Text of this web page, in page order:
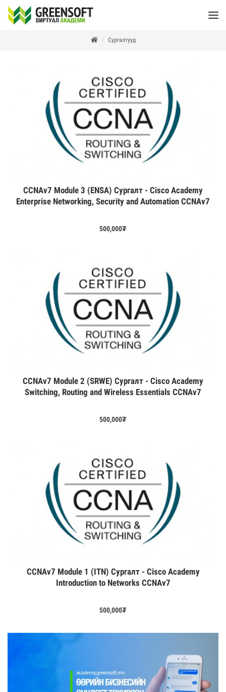
Сургалтууд
CCNAv7 Module 3 (ENSA) Сургалт - Cisco Academy
Enterprise Networking, Security and Automation CCNAv7
500,000₮
CCNAv7 Module 2 (SRWE) Сургалт - Cisco Academy
Switching, Routing and Wireless Essentials CCNAv7
500,000₮
CCNAv7 Module 1 (ITN) Сургалт - Cisco Academy
Introduction to Networks CCNAv7
500,000₮